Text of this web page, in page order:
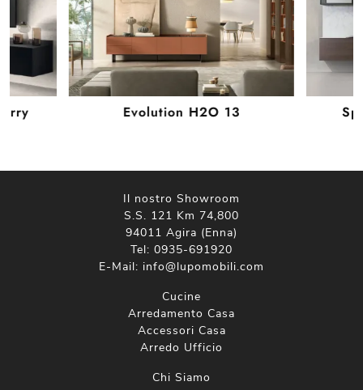
Evolution H2O 13
Il nostro Showroom
S.S. 121 Km 74,800
94011 Agira (Enna)
Tel: 0935-691920
E-Mail: info@lupomobili.com
Cucine
Arredamento Casa
Accessori Casa
Arredo Ufficio
Chi Siamo